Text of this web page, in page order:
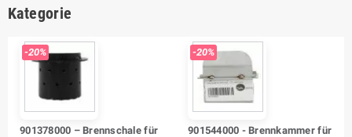
Kategorie
-20%
901378000 – Brennschale für
-20%
901544000 - Brennkammer für